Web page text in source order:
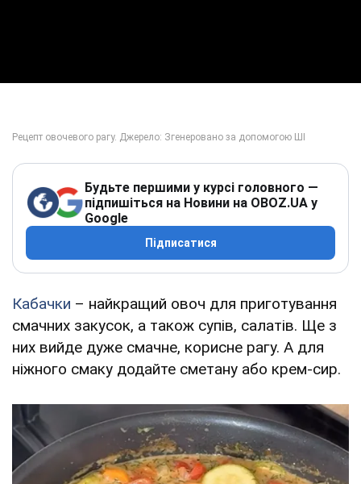
Будьте першими у курсі головного —
підпишіться на Новини на OBOZ.UA у
Google
Підписатися
Кабачки – найкращий овоч для приготування
смачних закусок, а також супів, салатів. Ще з
них вийде дуже смачне, корисне рагу. А для
ніжного смаку додайте сметану або крем-сир.